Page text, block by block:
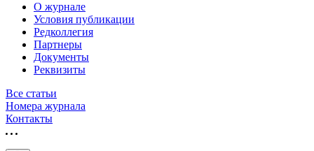
О журнале
Условия публикации
Редколлегия
Партнеры
Документы
Реквизиты
Все статьи
Номера журнала
Контакты